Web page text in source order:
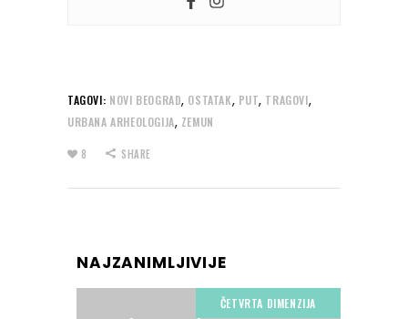
TAGOVI: NOVI BEOGRAD, OSTATAK, PUT, TRAGOVI,
URBANA ARHEOLOGIJA, ZEMUN
8 SHARE
NAJZANIMLJIVIJE
ČETVRTA DIMENZIJA